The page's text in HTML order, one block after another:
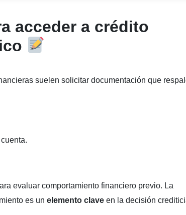
acceder a crédito
suelen solicitar documentación que
evaluar comportamiento financiero previo. La
es un elemento clave en la decisión